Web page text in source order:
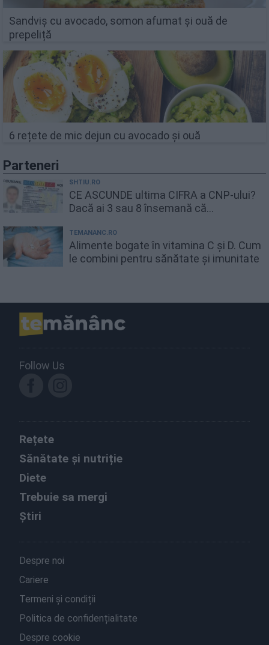
Sandviș cu avocado, somon afumat și ouă de
prepeliță
6 rețete de mic dejun cu avocado și ouă
Parteneri
SHTIU.RO
CE ASCUNDE ultima CIFRA a CNP-ului?
Dacă ai 3 sau 8 însemană că...
TEMANANC.RO
Alimente bogate în vitamina C și D. Cum
le combini pentru sănătate și imunitate
Follow Us
Rețete
Sănătate și nutriție
Diete
Trebuie sa mergi
Știri
Despre noi
Cariere
Termeni și condiții
Politica de confidențialitate
Despre cookie